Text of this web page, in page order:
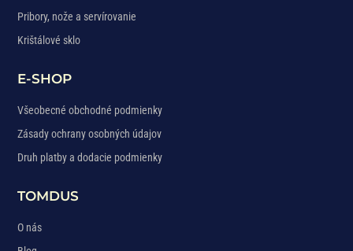
Pribory, nože a servírovanie
Krištálové sklo
E-SHOP
Všeobecné obchodné podmienky
Zásady ochrany osobných údajov
Druh platby a dodacie podmienky
TOMDUS
O nás